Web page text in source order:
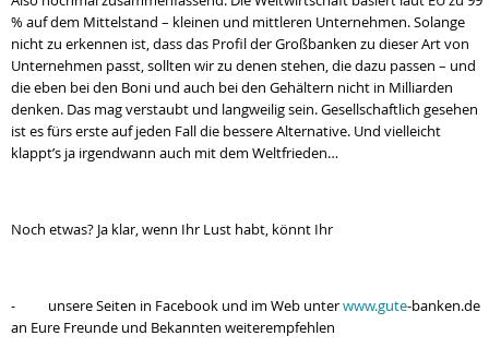
% auf dem Mittelstand – kleinen und mittleren Unternehmen. Solange
nicht zu erkennen ist, dass das Profil der Großbanken zu dieser Art von
Unternehmen passt, sollten wir zu denen stehen, die dazu passen – und
die eben bei den Boni und auch bei den Gehältern nicht in Milliarden
denken. Das mag verstaubt und langweilig sein. Gesellschaftlich gesehen
ist es fürs erste auf jeden Fall die bessere Alternative. Und vielleicht
klappt’s ja irgendwann auch mit dem Weltfrieden…
Noch etwas? Ja klar, wenn Ihr Lust habt, könnt Ihr
- unsere Seiten in Facebook und im Web unterwww.gute-banken.de
an Eure Freunde und Bekannten weiterempfehlen